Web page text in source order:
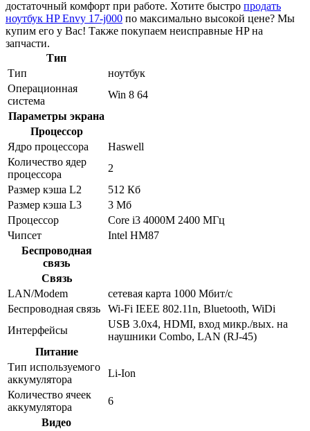
достаточный комфорт при работе. Хотите быстро продать
ноутбук HP Envy 17-j000 по максимально высокой цене? Мы
купим его у Вас! Также покупаем неисправные HP на
запчасти.
Тип
Тип
ноутбук
Операционная
система
Win 8 64
Параметры экрана
Процессор
Ядро процессора
Haswell
Количество ядер
процессора
2
Размер кэша L2
512 Кб
Размер кэша L3
3 Мб
Процессор
Core i3 4000M 2400 МГц
Чипсет
Intel HM87
Беспроводная
связь
Связь
LAN/Modem
сетевая карта 1000 Мбит/c
Беспроводная связь
Wi-Fi IEEE 802.11n, Bluetooth, WiDi
Интерфейсы
USB 3.0x4, HDMI, вход микр./вых. на
наушники Combo, LAN (RJ-45)
Питание
Тип используемого
аккумулятора
Li-Ion
Количество ячеек
аккумулятора
6
Видео